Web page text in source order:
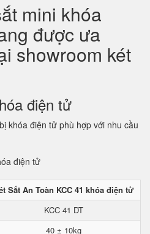
mini khóa
được ưa
showroom két
điện tử
khóa điện tử phù hợp với nhu cầu
Sắt An Toàn KCC 41 khóa điện tử
KCC 41 DT
40 ± 10kg